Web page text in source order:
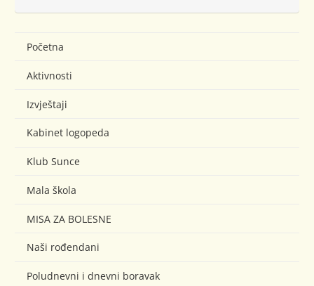
Početna
Aktivnosti
Izvještaji
Kabinet logopeda
Klub Sunce
Mala škola
MISA ZA BOLESNE
Naši rođendani
Poludnevni i dnevni boravak